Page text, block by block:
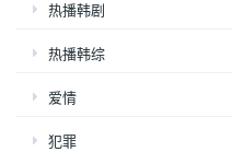
热播韩剧
热播韩综
爱情
犯罪